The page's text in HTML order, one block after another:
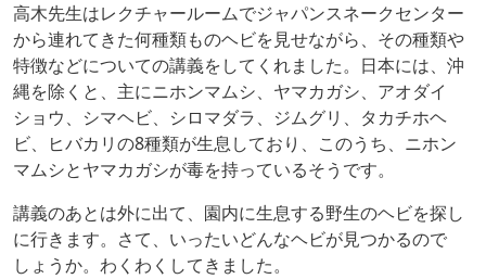
高木先生はレクチャールームでジャパンスネークセンター
から連れてきた何種類ものヘビを見せながら、その種類や
特徴などについての講義をしてくれました。日本には、沖
縄を除くと、主にニホンマムシ、ヤマカガシ、アオダイ
ショウ、シマヘビ、シロマダラ、ジムグリ、タカチホヘ
ビ、ヒバカリの8種類が生息しており、このうち、ニホン
マムシとヤマカガシが毒を持っているそうです。
講義のあとは外に出て、園内に生息する野生のヘビを探し
に行きます。さて、いったいどんなヘビが見つかるので
しょうか。わくわくしてきました。